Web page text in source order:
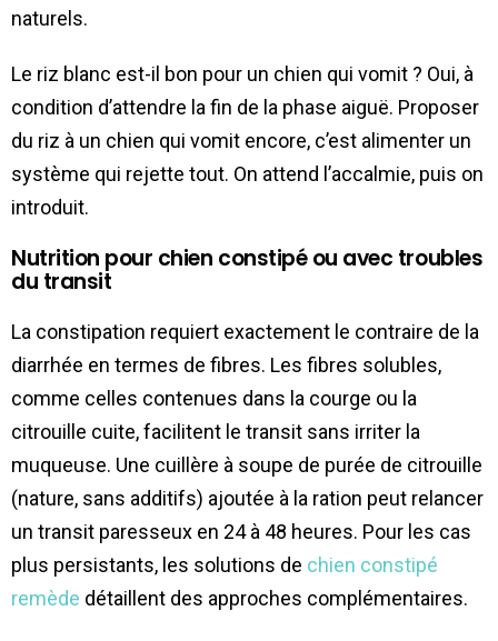
naturels.
Le riz blanc est-il bon pour un chien qui vomit ? Oui, à
condition d’attendre la fin de la phase aiguë. Proposer
du riz à un chien qui vomit encore, c’est alimenter un
système qui rejette tout. On attend l’accalmie, puis on
introduit.
Nutrition pour chien constipé ou avec troubles
du transit
La constipation requiert exactement le contraire de la
diarrhée en termes de fibres. Les fibres solubles,
comme celles contenues dans la courge ou la
citrouille cuite, facilitent le transit sans irriter la
muqueuse. Une cuillère à soupe de purée de citrouille
(nature, sans additifs) ajoutée à la ration peut relancer
un transit paresseux en 24 à 48 heures. Pour les cas
plus persistants, les solutions de chien constipé
remède détaillent des approches complémentaires.